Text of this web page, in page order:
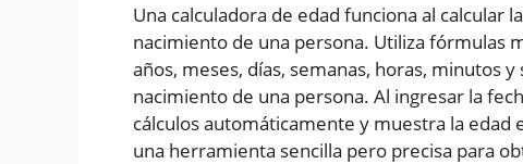
Una calculadora de edad funciona al calcular
nacimiento de una persona. Utiliza fórmulas
años, meses, días, semanas, horas, minutos
nacimiento de una persona. Al ingresar la
cálculos automáticamente y muestra la
una herramienta sencilla pero precisa para